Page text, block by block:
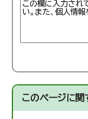
このページに関